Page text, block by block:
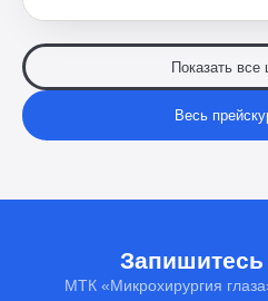
Показать все
Весь
МТК «Микрохирургия